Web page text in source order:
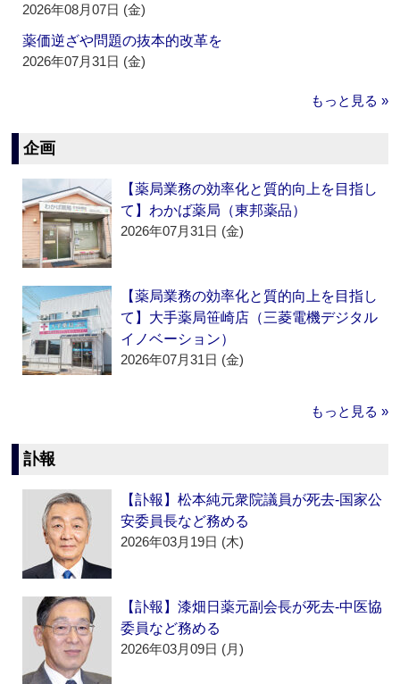
2026年08月07日 (金)
薬価逆ざや問題の抜本的改革を
2026年07月31日 (金)
もっと見る »
企画
【薬局業務の効率化と質的向上を目指し
て】わかば薬局（東邦薬品）
2026年07月31日 (金)
【薬局業務の効率化と質的向上を目指し
て】大手薬局笹崎店（三菱電機デジタル
イノベーション）
2026年07月31日 (金)
もっと見る »
訃報
【訃報】松本純元衆院議員が死去‐国家公
安委員長など務める
2026年03月19日 (木)
【訃報】漆畑日薬元副会長が死去‐中医協
委員など務める
2026年03月09日 (月)